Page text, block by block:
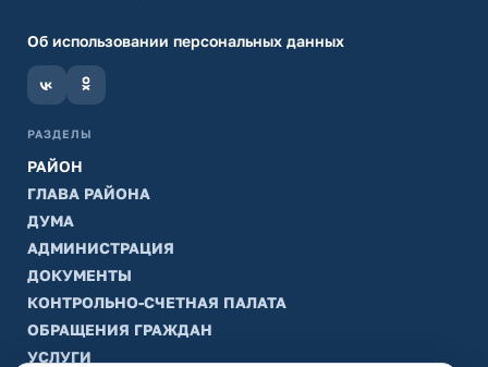
Об использовании персональных данных
РАЗДЕЛЫ
РАЙОН
ГЛАВА РАЙОНА
ДУМА
АДМИНИСТРАЦИЯ
ДОКУМЕНТЫ
КОНТРОЛЬНО-СЧЕТНАЯ ПАЛАТА
ОБРАЩЕНИЯ ГРАЖДАН
УСЛУГИ